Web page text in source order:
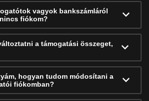
vagyok bankszámláról
fiókom?
a támogatási összeget,
hogyan tudom módosítani a
fiókomban?